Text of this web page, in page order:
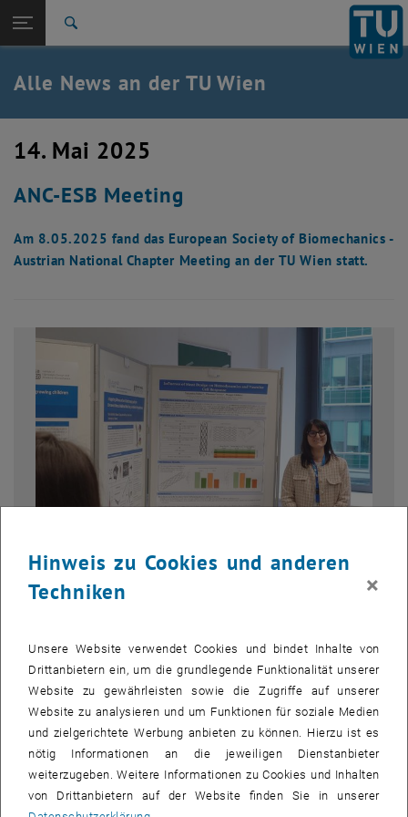
TU Login
Quicklinks
Quicklinks-Menü umschalten
Studium
Karriere
Zurück: Subseiten von TU Wien Startseite auflisten
Zurück zur letzten Ebene:
TU Wien Startseite
Übersicht
Alle News an der TU Wien
14. Mai 2025
ANC-ESB Meeting
Am 8.05.2025 fand das European Society of Biomechanics -
Austrian National Chapter Meeting an der TU Wien statt.
Bild
Am 8. Mai fand an der TU Wien das ANC-ESB Meeting (European
Society of Biomechanics – Austrian National Chapter) statt. Unser
Team war mit vier Beiträgen prominent vertreten und zeigte aktuelle
Forschung aus verschiedenen Bereichen der Biomechanik – sowohl
in Vorträgen als auch in Posterpräsentationen.
Prof. Margit Gföhlereröffnete die Vortragsreihe mit einem Beitrag
zum Thema
Hinweis zu Cookies und anderen
Techniken
×
Unsere Website verwendet Cookies und bindet Inhalte von
Drittanbietern ein, um die grundlegende Funktionalität unserer
Website zu gewährleisten sowie die Zugriffe auf unserer
Website zu analysieren und um Funktionen für soziale Medien
und zielgerichtete Werbung anbieten zu können. Hierzu ist es
nötig Informationen an die jeweiligen Dienstanbieter
weiterzugeben. Weitere Informationen zu Cookies und Inhalten
von Drittanbietern auf der Website finden Sie in unserer